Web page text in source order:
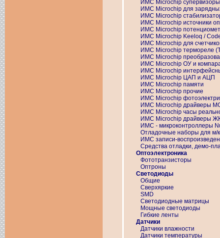
ИМС Microchip супервизоры
ИМС Microchip для
ИМС Microchip
ИМС Microchip источники
ИМС Microchip
ИМС Microchip Keeloq /
ИМС Microchip для
ИМС Microchip термореле
ИМС Microchip
ИМС Microchip ОУ и
ИМС Microchip
ИМС Microchip ЦАП и АЦП
ИМС Microchip памяти
ИМС Microchip прочие
ИМС Microchip
ИМС Microchip драйверы
ИМС Microchip часы
ИМС Microchip драйверы
ИМС - микроконтроллеры
Отладочные наборы для м/
ИМС записи-
Средства отладки, демо-
Оптоэлектроника
Фототранзисторы
Оптроны
Светодиоды
Общие
Сверхяркие
SMD
Светодиодные матрицы
Мощные светодиоды
Гибкие ленты
Датчики
Датчики влажности
Датчики температуры